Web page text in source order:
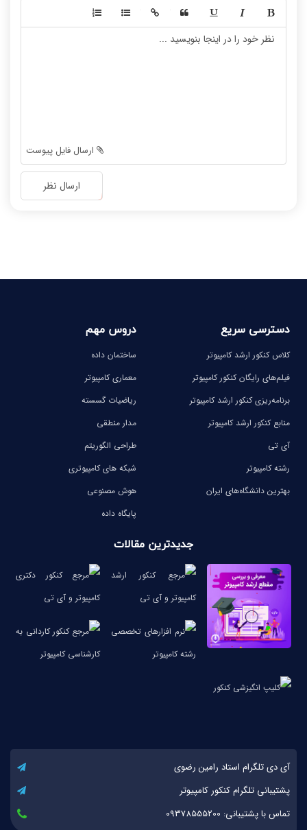
-
-
-
-
-
-
ارسال نظر
دسترسی سریع
کلاس کنکور ارشد کامپیوتر
فیلم‌های رایگان کنکور کامپیوتر
برنامه‌ریزی کنکور ارشد کامپیوتر
منابع کنکور ارشد کامپیوتر
آی تی
رشته کامپیوتر
بهترین دانشگاه‌های ایران
دروس مهم
ساختمان داده
معماری کامپیوتر
ریاضیات گسسته
مدار منطقی
طراحی الگوریتم
شبکه های کامپیوتری
هوش مصنوعی
پایگاه داده
جدیدترین مقالات
آی دی تلگرام استاد رامین رضوی
پشتیبانی تلگرام کنکور کامپیوتر
تماس با پشتیبانی: 09378555200